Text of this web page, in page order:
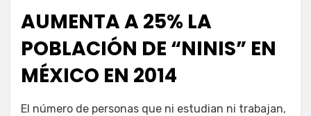
AUMENTA A 25% LA
POBLACIÓN DE “NINIS” EN
MÉXICO EN 2014
por Enrique
El número de personas que ni estudian ni trabajan,